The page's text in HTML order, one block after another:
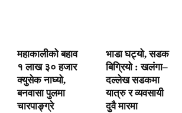
महाकालीको बहाव
१ लाख ३० हजार
क्युसेक नाघ्यो,
बनवासा पुलमा
चारपाङ्ग्रे
भाडा घट्यो, सडक
बिग्रियो : खलंगा–
दल्लेख सडकमा
यात्रु र व्यवसायी
दुवै मारमा